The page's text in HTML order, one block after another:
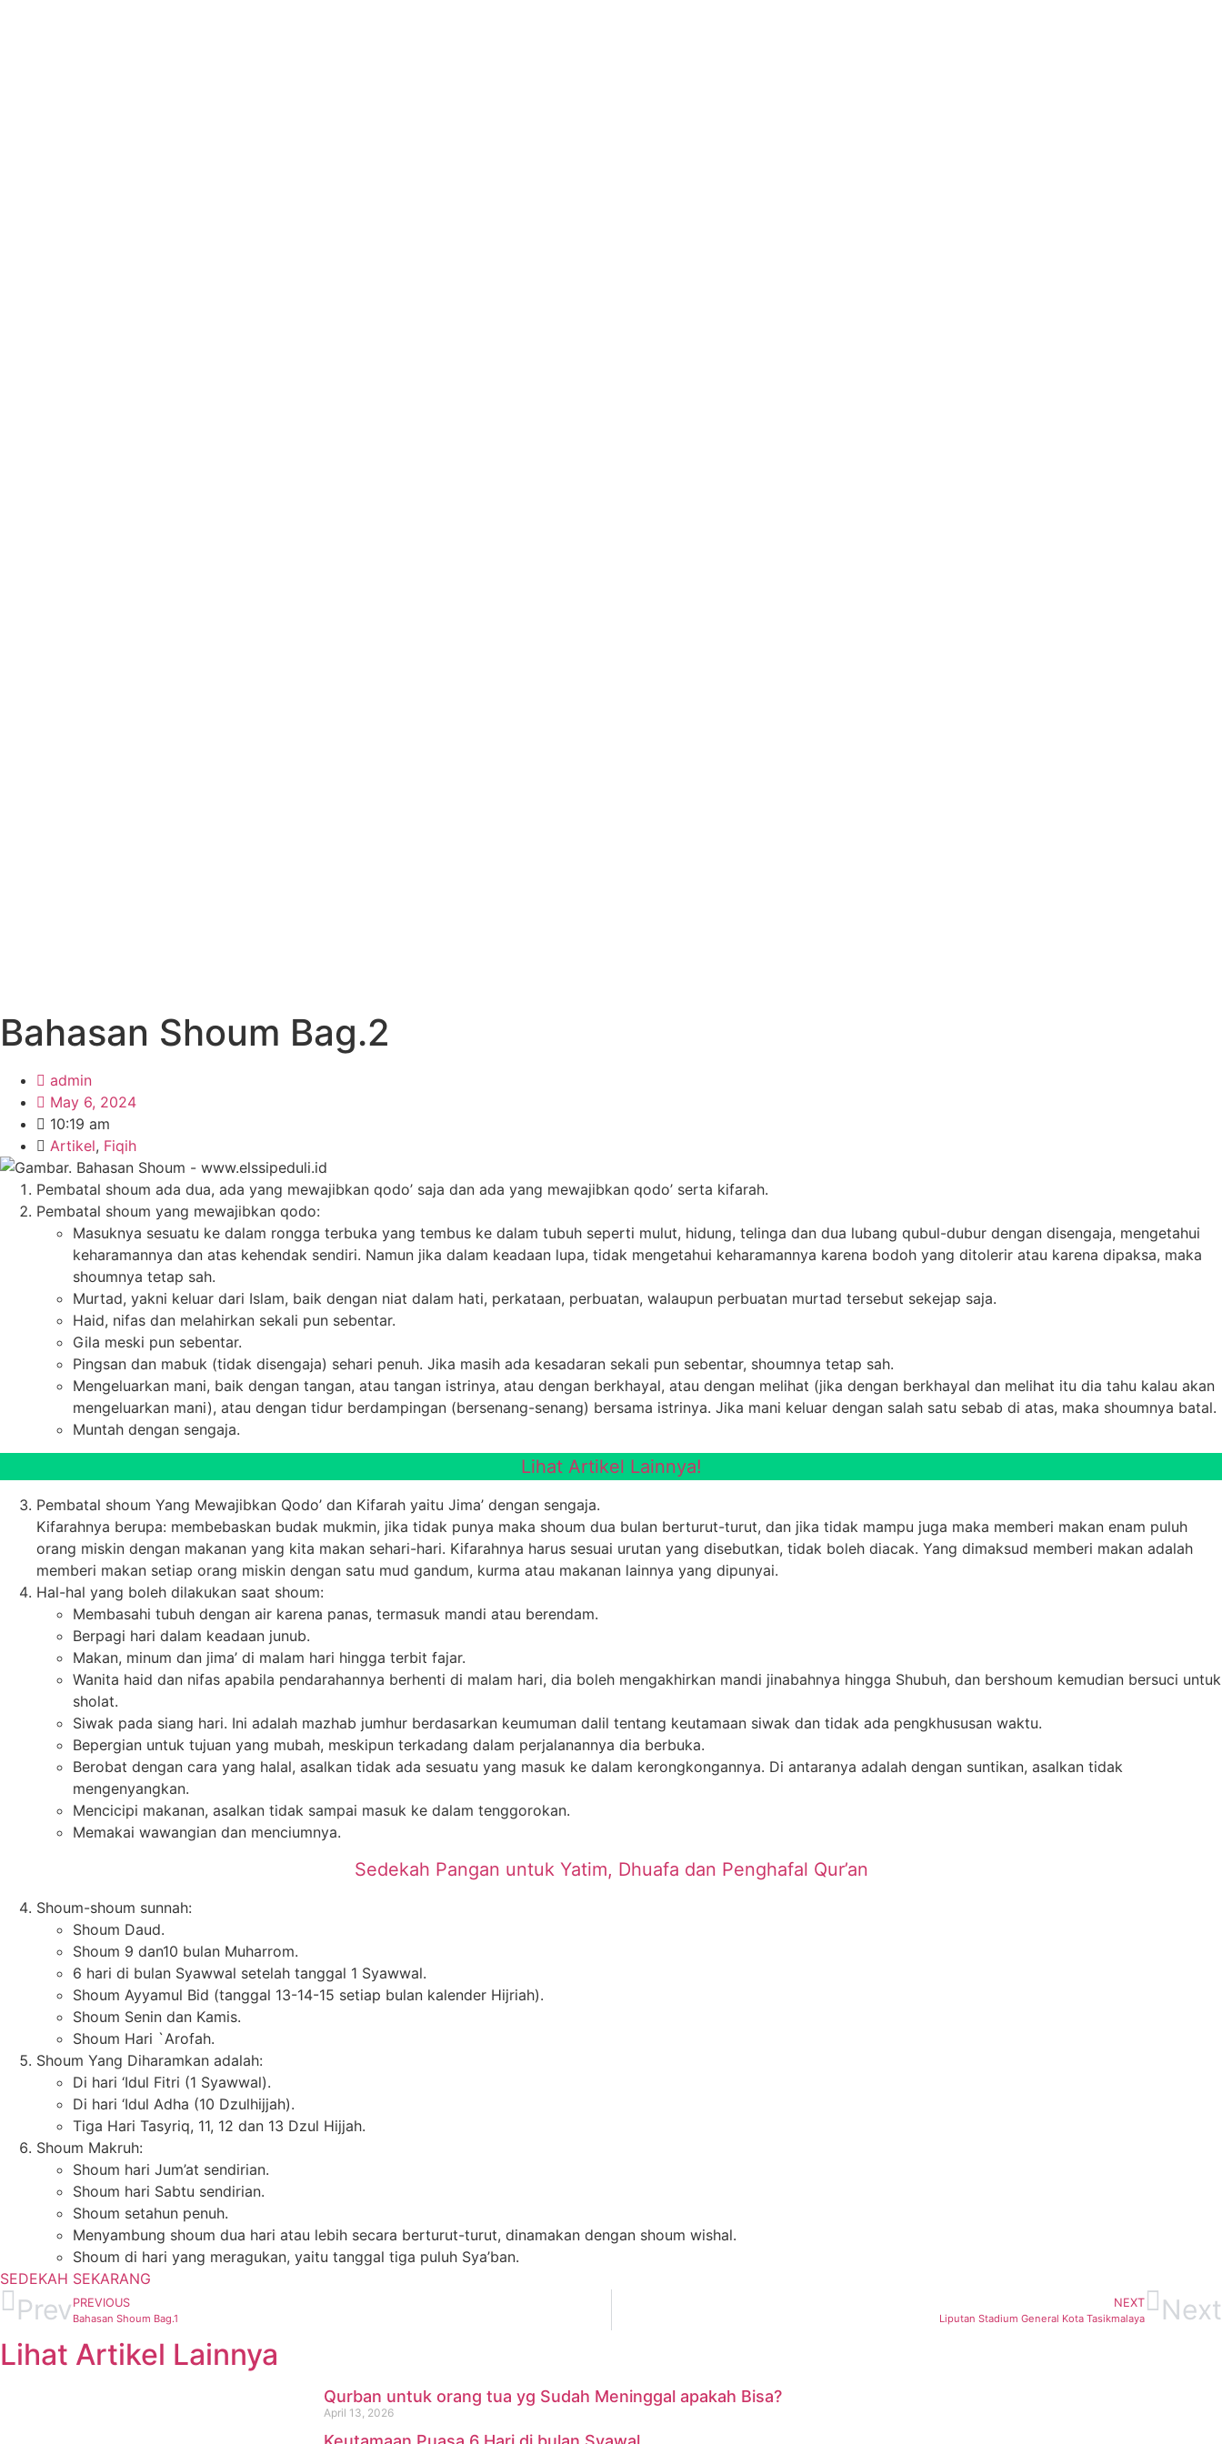
Bahasan Shoum Bag.2
admin
May 6, 2024
10:19 am
Artikel, Fiqih
Pembatal shoum ada dua, ada yang mewajibkan qodo’ saja dan ada yang mewajibkan qodo’ serta kifarah.
Pembatal shoum yang mewajibkan qodo:
Masuknya sesuatu ke dalam rongga terbuka yang tembus ke dalam tubuh seperti mulut, hidung, telinga dan dua lubang qubul-dubur dengan disengaja, mengetahui
keharamannya dan atas kehendak sendiri. Namun jika dalam keadaan lupa, tidak mengetahui keharamannya karena bodoh yang ditolerir atau karena dipaksa, maka
shoumnya tetap sah.
Murtad, yakni keluar dari Islam, baik dengan niat dalam hati, perkataan, perbuatan, walaupun perbuatan murtad tersebut sekejap saja.
Haid, nifas dan melahirkan sekali pun sebentar.
Gila meski pun sebentar.
Pingsan dan mabuk (tidak disengaja) sehari penuh. Jika masih ada kesadaran sekali pun sebentar, shoumnya tetap sah.
Mengeluarkan mani, baik dengan tangan, atau tangan istrinya, atau dengan berkhayal, atau dengan melihat (jika dengan berkhayal dan melihat itu dia tahu kalau akan
mengeluarkan mani), atau dengan tidur berdampingan (bersenang-senang) bersama istrinya. Jika mani keluar dengan salah satu sebab di atas, maka shoumnya batal.
Muntah dengan sengaja.
Lihat Artikel Lainnya!
Pembatal shoum Yang Mewajibkan Qodo’ dan Kifarah yaitu Jima’ dengan sengaja.
Kifarahnya berupa: membebaskan budak mukmin, jika tidak punya maka shoum dua bulan berturut-turut, dan jika tidak mampu juga maka memberi makan enam puluh
orang miskin dengan makanan yang kita makan sehari-hari. Kifarahnya harus sesuai urutan yang disebutkan, tidak boleh diacak. Yang dimaksud memberi makan adalah
memberi makan setiap orang miskin dengan satu mud gandum, kurma atau makanan lainnya yang dipunyai.
Hal-hal yang boleh dilakukan saat shoum:
Membasahi tubuh dengan air karena panas, termasuk mandi atau berendam.
Berpagi hari dalam keadaan junub.
Makan, minum dan jima’ di malam hari hingga terbit fajar.
Wanita haid dan nifas apabila pendarahannya berhenti di malam hari, dia boleh mengakhirkan mandi jinabahnya hingga Shubuh, dan bershoum kemudian bersuci untuk
sholat.
Siwak pada siang hari. Ini adalah mazhab jumhur berdasarkan keumuman dalil tentang keutamaan siwak dan tidak ada pengkhususan waktu.
Bepergian untuk tujuan yang mubah, meskipun terkadang dalam perjalanannya dia berbuka.
Berobat dengan cara yang halal, asalkan tidak ada sesuatu yang masuk ke dalam kerongkongannya. Di antaranya adalah dengan suntikan, asalkan tidak
mengenyangkan.
Mencicipi makanan, asalkan tidak sampai masuk ke dalam tenggorokan.
Memakai wawangian dan menciumnya.
Sedekah Pangan untuk Yatim, Dhuafa dan Penghafal Qur’an
Shoum-shoum sunnah:
Shoum Daud.
Shoum 9 dan10 bulan Muharrom.
6 hari di bulan Syawwal setelah tanggal 1 Syawwal.
Shoum Ayyamul Bid (tanggal 13-14-15 setiap bulan kalender Hijriah).
Shoum Senin dan Kamis.
Shoum Hari `Arofah.
Shoum Yang Diharamkan adalah:
Di hari ‘Idul Fitri (1 Syawwal).
Di hari ‘Idul Adha (10 Dzulhijjah).
Tiga Hari Tasyriq, 11, 12 dan 13 Dzul Hijjah.
Shoum Makruh:
Shoum hari Jum’at sendirian.
Shoum hari Sabtu sendirian.
Shoum setahun penuh.
Menyambung shoum dua hari atau lebih secara berturut-turut, dinamakan dengan shoum wishal.
Shoum di hari yang meragukan, yaitu tanggal tiga puluh Sya’ban.
SEDEKAH SEKARANG
Prev PREVIOUS
Bahasan Shoum Bag.1
NEXT
Liputan Stadium General Kota Tasikmalaya Next
Lihat Artikel Lainnya
Qurban untuk orang tua yg Sudah Meninggal apakah Bisa?
April 13, 2026